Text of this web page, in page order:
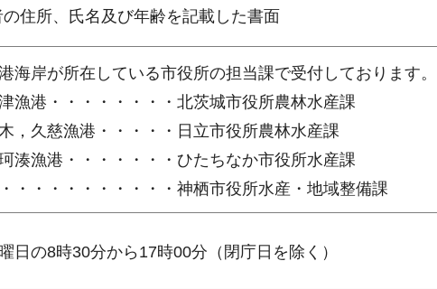
住所、氏名及び年齢を記載した書面
海岸が所在している市役所の担当課で受付しております。
港・・・・・・・・北茨城市役所農林水産課
久慈漁港・・・・・日立市役所農林水産課
漁港・・・・・・・ひたちなか市役所水産課
・・・・・・・・・神栖市役所水産・地域整備課
日の8時30分から17時00分（閉庁日を除く）